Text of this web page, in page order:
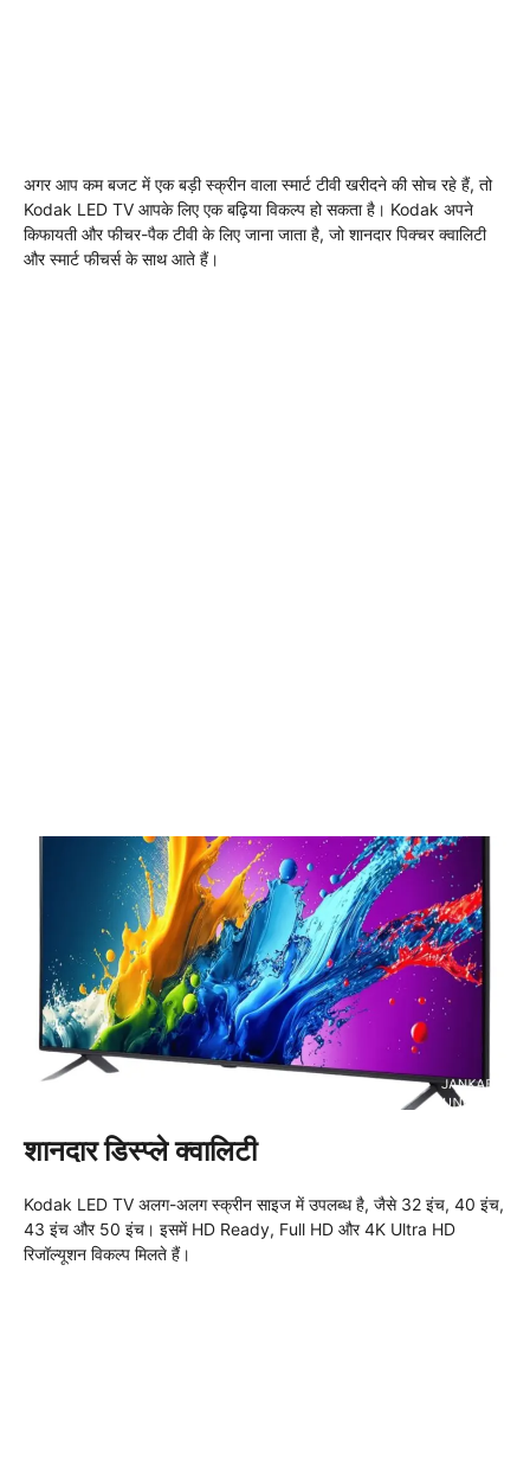
अगर आप कम बजट में एक बड़ी स्क्रीन वाला स्मार्ट टीवी खरीदने की सोच रहे हैं, तो
Kodak LED TV आपके लिए एक बढ़िया विकल्प हो सकता है। Kodak अपने
किफायती और फीचर-पैक टीवी के लिए जाना जाता है, जो शानदार पिक्चर क्वालिटी
और स्मार्ट फीचर्स के साथ आते हैं।
शानदार डिस्प्ले क्वालिटी
Kodak LED TV अलग-अलग स्क्रीन साइज में उपलब्ध है, जैसे 32 इंच, 40 इंच,
43 इंच और 50 इंच। इसमें HD Ready, Full HD और 4K Ultra HD
रिजॉल्यूशन विकल्प मिलते हैं।